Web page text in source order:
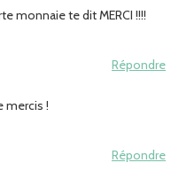
monnaie te dit MERCI !!!!
Répondre
mercis !
Répondre